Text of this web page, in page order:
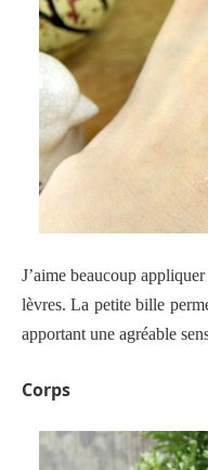
J’aime beaucoup
lèvres. La petite bille
apportant une agréable
Corps